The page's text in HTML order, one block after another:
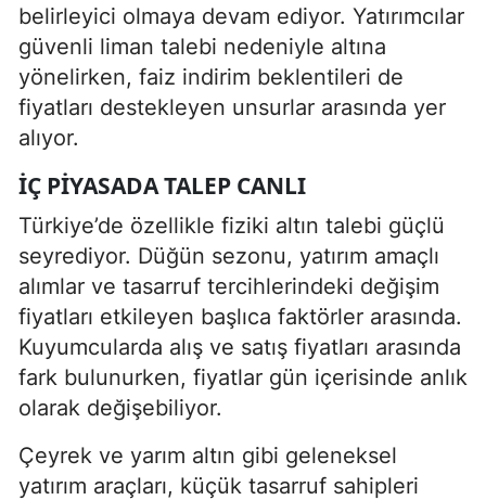
belirleyici olmaya devam ediyor. Yatırımcılar
güvenli liman talebi nedeniyle altına
yönelirken, faiz indirim beklentileri de
fiyatları destekleyen unsurlar arasında yer
alıyor.
İÇ PIYASADA TALEP CANLI
Türkiye’de özellikle fiziki altın talebi güçlü
seyrediyor. Düğün sezonu, yatırım amaçlı
alımlar ve tasarruf tercihlerindeki değişim
fiyatları etkileyen başlıca faktörler arasında.
Kuyumcularda alış ve satış fiyatları arasında
fark bulunurken, fiyatlar gün içerisinde anlık
olarak değişebiliyor.
Çeyrek ve yarım altın gibi geleneksel
yatırım araçları, küçük tasarruf sahipleri